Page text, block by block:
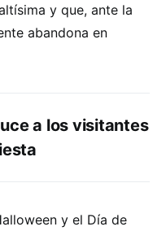
y que, ante la
abandona en
a los visitantes
y el Día de